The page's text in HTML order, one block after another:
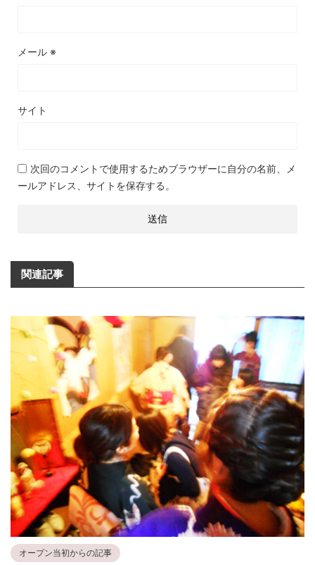
メール ※
サイト
次回のコメントで使用するためブラウザーに自分の名前、メ
ールアドレス、サイトを保存する。
関連記事
オープン当初からの記事